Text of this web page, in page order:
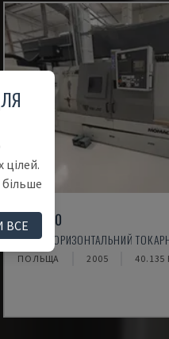
TBI-520
CMZ - ГОРИЗОНТАЛЬНИЙ
ПОЛЬЩА 2005 40.135
цілей.
ВСЕ